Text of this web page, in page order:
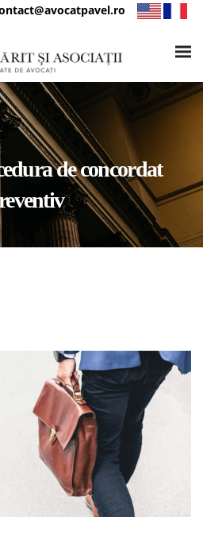
de concordat